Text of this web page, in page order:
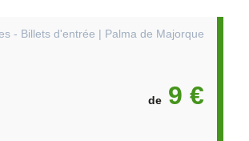
- Billets d'entrée | Palma de Majorque
de 9 €